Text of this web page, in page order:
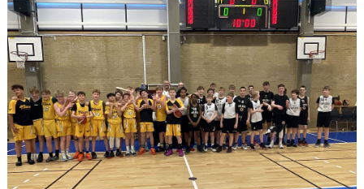
LAG OCH VERKSAMHET
ENGAGERA DIG
KONTAKT